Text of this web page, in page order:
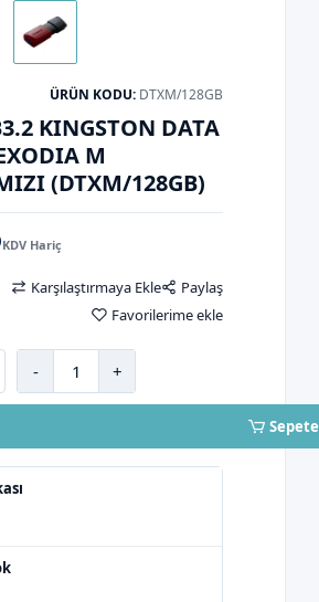
ÜRÜN KODU: DTXM/128GB
KINGSTON DATA
M
(DTXM/128GB)
KDV Hariç
Karşılaştırmaya Ekle
Paylaş
Favorilerime ekle
- +